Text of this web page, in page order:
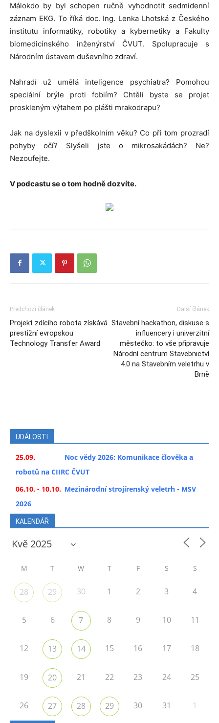
Málokdo by byl schopen ručně vyhodnotit sedmidenní
záznam EKG. To říká doc. Ing. Lenka Lhotská z Českého
institutu informatiky, robotiky a kybernetiky a Fakulty
biomedicínského inženýrství ČVUT. Spolupracuje s
Národním ústavem duševního zdraví.
Nahradí už umělá inteligence psychiatra? Pomohou
speciální brýle proti fobiím? Chtěli byste se projet
proskleným výtahem po plášti mrakodrapu?
Jak na dyslexii v předškolním věku? Co při tom prozradí
pohyby očí? Slyšeli jste o mikrosakádách? Ne?
Nezoufejte.
V podcastu se o tom hodně dozvíte.
Předchozí článek
Projekt zdícího robota získává
prestižní evropskou
Technology Transfer Award
Další článek
Stavební hackathon, diskuse s
influencery i univerzitní
městečko: to vše připravuje
Národní centrum Stavebnictví
4.0 na Stavebním veletrhu v
Brně
UDÁLOSTI
25.09.
Noc vědy 2026: Komunikace člověka a
robotů na CIIRC ČVUT
06.10. - 10.10. Mezinárodní strojírenský veletrh - MSV
2026
KALENDÁŘ
M T W T F S S
28 29 30 1 2 3 4
5 6 7 8 9 10 11
12 13 14 15 16 17 18
19 20 21 22 23 24 25
26 27 28 29 30 31 1